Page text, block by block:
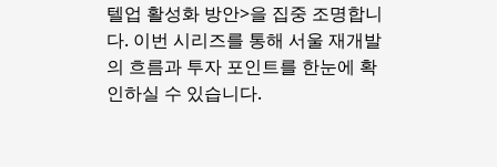
텔업 활성화 방안>을 집중 조명합니
다. 이번 시리즈를 통해 서울 재개발
의 흐름과 투자 포인트를 한눈에 확
인하실 수 있습니다.